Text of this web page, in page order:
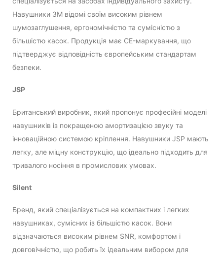
Навушники 3M відомі своїм високим рівнем
шумозаглушення, ергономічністю та сумісністю з
більшістю касок. Продукція має CE-маркування, що
підтверджує відповідність європейським стандартам
безпеки.
JSP
Британський виробник, який пропонує професійні моделі
навушників із покращеною амортизацією звуку та
інноваційною системою кріплення. Навушники JSP мають
легку, але міцну конструкцію, що ідеально підходить для
тривалого носіння в промислових умовах.
Silent
Бренд, який спеціалізується на компактних і легких
навушниках, сумісних із більшістю касок. Вони
відзначаються високим рівнем SNR, комфортом і
довговічністю, що робить їх ідеальним вибором для